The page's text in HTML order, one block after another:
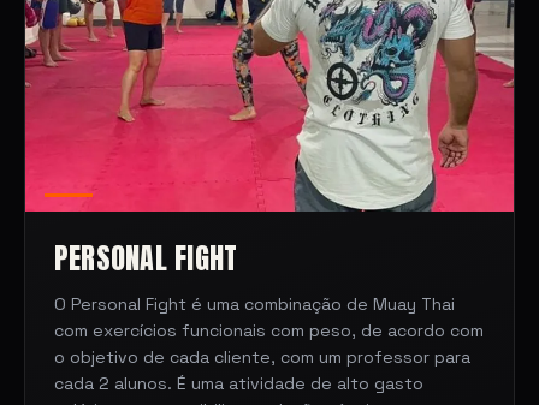
PERSONAL FIGHT
O Personal Fight é uma combinação de Muay Thai
com exercícios funcionais com peso, de acordo com
o objetivo de cada cliente, com um professor para
cada 2 alunos. É uma atividade de alto gasto